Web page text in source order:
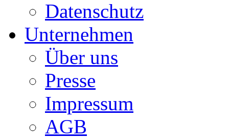
Datenschutz
Unternehmen
Über uns
Presse
Impressum
AGB